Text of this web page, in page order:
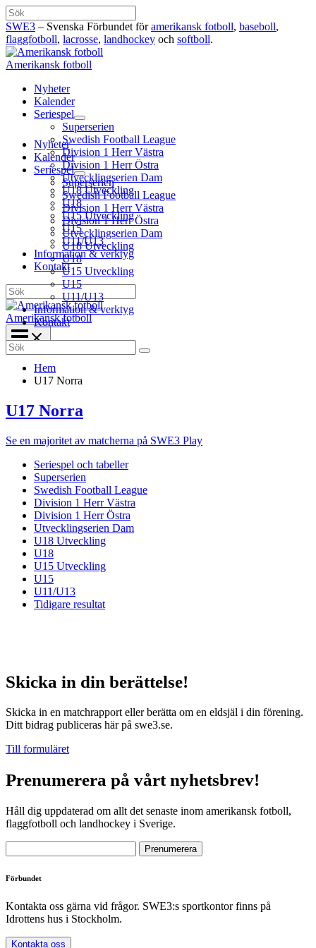
Hoppa
till
innehåll
Sök
SWE3 – Svenska Förbundet föramerikansk fotboll, baseboll,
flaggfotboll, lacrosse, landhockey och softboll.
Amerikansk fotboll
Nyheter
Kalender
Seriespel
Superserien
Swedish Football League
Division 1 Herr Västra
Division 1 Herr Östra
Utvecklingserien Dam
U18 Utveckling
U18
U15 Utveckling
U15
U11/U13
Information & verktyg
Kontakt
Sök
Amerikansk fotboll
Nyheter
Kalender
Seriespel
Superserien
Swedish Football League
Division 1 Herr Västra
Division 1 Herr Östra
Utvecklingserien Dam
U18 Utveckling
U18
U15 Utveckling
U15
U11/U13
Information & verktyg
Kontakt
Search
for:
Hem
U17 Norra
U17 Norra
Se en majoritet av matcherna på SWE3 Play
Seriespel och tabeller
Superserien
Swedish Football League
Division 1 Herr Västra
Division 1 Herr Östra
Utvecklingserien Dam
U18 Utveckling
U18
U15 Utveckling
U15
U11/U13
Tidigare resultat
Skicka in din berättelse!
Skicka in en matchrapport eller berätta om en eldsjäl i din förening.
Ditt bidrag publiceras här på swe3.se.
Till formuläret
Prenumerera på vårt nyhetsbrev!
Håll dig uppdaterad om allt det senaste inom amerikansk fotboll,
flaggfotboll och landhockey i Sverige.
Förbundet
Kontakta oss gärna vid frågor. SWE3:s sportkontor finns på
Idrottens hus i Stockholm.
Kontakta oss